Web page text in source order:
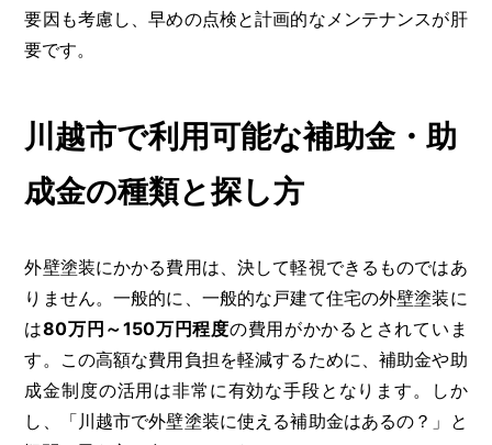
要因も考慮し、早めの点検と計画的なメンテナンスが肝
要です。
川越市で利用可能な補助金・助
成金の種類と探し方
外壁塗装にかかる費用は、決して軽視できるものではあ
りません。一般的に、一般的な戸建て住宅の外壁塗装に
は80万円～150万円程度の費用がかかるとされていま
す。この高額な費用負担を軽減するために、補助金や助
成金制度の活用は非常に有効な手段となります。しか
し、「川越市で外壁塗装に使える補助金はあるの？」と